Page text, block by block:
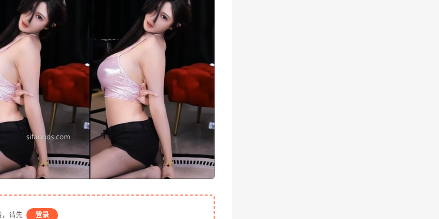
，请先 登录